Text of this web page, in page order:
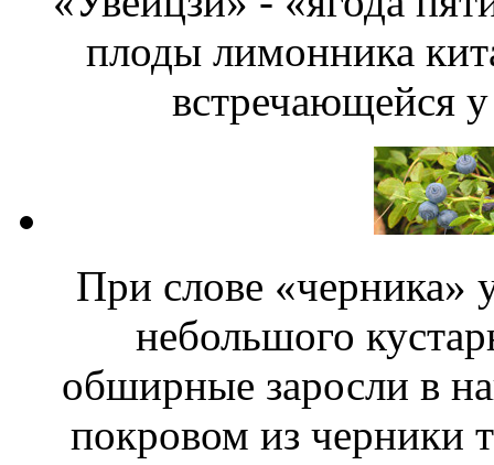
плоды лимонника
встречающейся
При слове «черника»
небольшого
обширные заросли в
покровом из черники